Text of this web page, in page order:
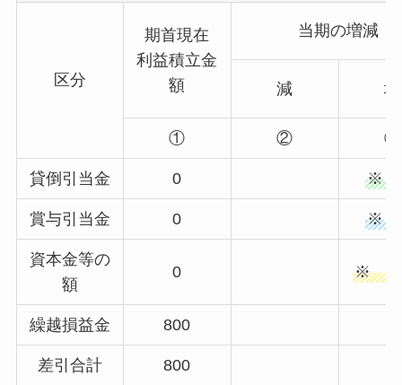
区分
期首現在
利益積立金
額
当期の増減
減 増
① ② ③
貸倒引当金 0 ※
賞与引当金 0 ※
資本金等の
額
0 ※
繰越損益金 800
差引合計 800